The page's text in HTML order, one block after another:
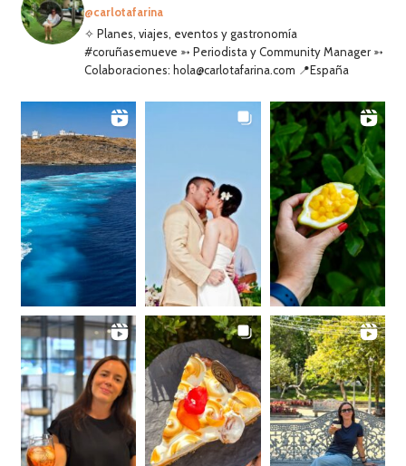
@carlotafarina
✧ Planes, viajes, eventos y gastronomía
#coruñasemueve ➳ Periodista y Community Manager ➳
Colaboraciones: hola@carlotafarina.com 📍España